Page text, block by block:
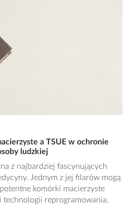
a TSUE w ochronie
ludzkiej
z najbardziej fascynujących
Jednym z jej filarów mogą
komórki macierzyste
technologii reprogramowania.